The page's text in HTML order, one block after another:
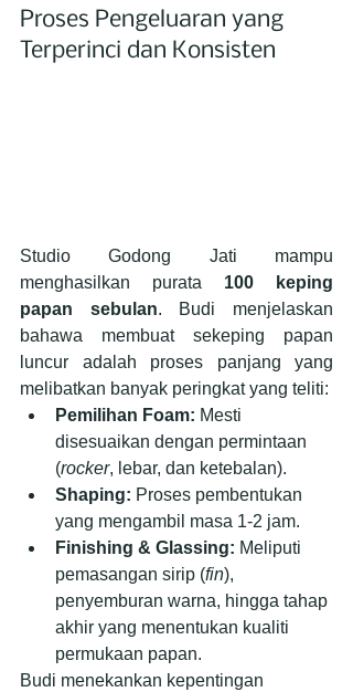
Proses Pengeluaran yang
Terperinci dan Konsisten
Studio Godong Jati mampu
menghasilkan purata 100 keping
papan sebulan. Budi menjelaskan
bahawa membuat sekeping papan
luncur adalah proses panjang yang
melibatkan banyak peringkat yang teliti:
Pemilihan Foam: Mesti
disesuaikan dengan permintaan
(rocker, lebar, dan ketebalan).
Shaping: Proses pembentukan
yang mengambil masa 1-2 jam.
Finishing & Glassing: Meliputi
pemasangan sirip (fin),
penyemburan warna, hingga tahap
akhir yang menentukan kualiti
permukaan papan.
Budi menekankan kepentingan